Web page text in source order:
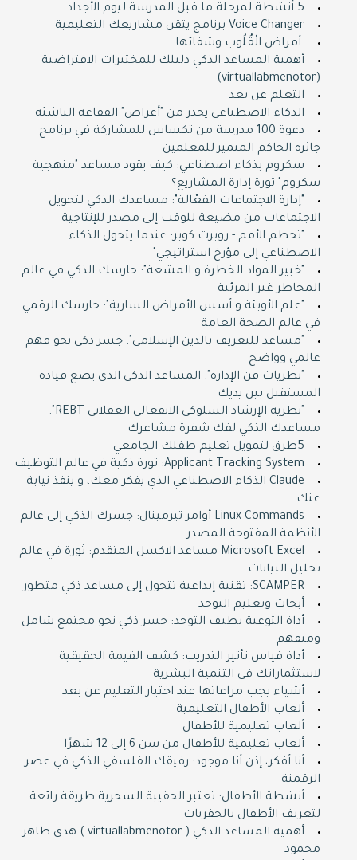
5 أنشطة لمرحلة ما قبل المدرسة ليوم الأجداد
Voice Changer برنامج يتقن مشاريعك التعليمية
​ ​ أمراض الْقُلُوب وشفائها
أهمية المساعد الذكي دليلك للمختبرات الافتراضية
(virtuallabmenotor)
التعلم عن بعد
الذكاء الاصطناعي يحذر من "أعراض" الفقاعة الناشئة
دعوة 100 مدرسة من تكساس للمشاركة في برنامج
جائزة الحاكم المتميز للمعلمين
سكروم بذكاء اصطناعي: كيف يقود مساعد "منهجية
سكروم" ثورة إدارة المشاريع؟
"إدارة الاجتماعات الفعّالة": مساعدك الذكي لتحويل
الاجتماعات من مضيعة للوقت إلى مصدر للإنتاجية
"تحطم الأمم - روبرت كوبر: عندما يتحول الذكاء
الاصطناعي إلى مؤرخ استراتيجي"
"خبير المواد الخطرة و المشعة": حارسك الذكي في عالم
المخاطر غير المرئية
"علم الأوبئة و أسس الأمراض السارية": حارسك الرقمي
في عالم الصحة العامة
"مساعد للتعريف بالدين الإسلامي": جسر ذكي نحو فهم
عالمي وواضح
"نظريات فن الإدارة": المساعد الذكي الذي يضع قيادة
المستقبل بين يديك
"نظرية الإرشاد السلوكي الانفعالي العقلاني REBT":
مساعدك الذكي لفك شفرة مشاعرك
5طرق لتمويل تعليم طفلك الجامعي
Applicant Tracking System: ثورة ذكية في عالم التوظيف
Claude الذكاء الاصطناعي الذي يفكر معك، و ينفذ نيابة
عنك
Linux Commands أوامر تيرمينال: جسرك الذكي إلى عالم
الأنظمة المفتوحة المصدر
Microsoft Excel مساعد الاكسل المتقدم: ثورة في عالم
تحليل البيانات
SCAMPER: تقنية إبداعية تتحول إلى مساعد ذكي متطور
أبحاث وتعليم التوحد
أداة التوعية بطيف التوحد: جسر ذكي نحو مجتمع شامل
ومتفهم
أداة قياس تأثير التدريب: كشف القيمة الحقيقية
لاستثماراتك في التنمية البشرية
أشياء يجب مراعاتها عند اختيار التعليم عن بعد
ألعاب الأطفال التعليمية
ألعاب تعليمية للأطفال
ألعاب تعليمية للأطفال من سن 6 إلى 12 شهرًا
أنا أفكر، إذن أنا موجود: رفيقك الفلسفي الذكي في عصر
الرقمنة
أنشطة الأطفال: تعتبر الحقيبة السحرية طريقة رائعة
لتعريف الأطفال بالحفريات
أهمية المساعد الذكي ( virtuallabmenotor ) هدى طاهر
محمود